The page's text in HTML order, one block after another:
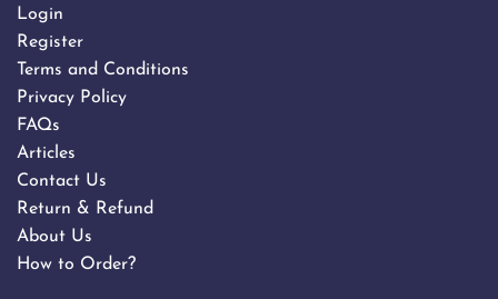
Login
Register
Terms and Conditions
Privacy Policy
FAQs
Articles
Contact Us
Return & Refund
About Us
How to Order?